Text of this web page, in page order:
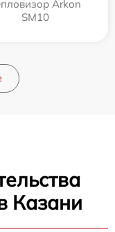
Arkon
SM10
Казани